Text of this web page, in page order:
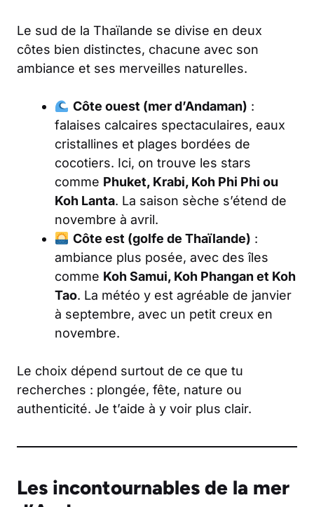
Le sud de la Thaïlande se divise en deux
côtes bien distinctes, chacune avec son
ambiance et ses merveilles naturelles.
Côte ouest (mer d’Andaman) :
falaises calcaires spectaculaires, eaux
cristallines et plages bordées de
cocotiers. Ici, on trouve les stars
comme Phuket, Krabi, Koh Phi Phi ou
Koh Lanta. La saison sèche s’étend de
novembre à avril.
Côte est (golfe de Thaïlande) :
ambiance plus posée, avec des îles
comme Koh Samui, Koh Phangan et Koh
Tao. La météo y est agréable de janvier
à septembre, avec un petit creux en
novembre.
Le choix dépend surtout de ce que tu
recherches : plongée, fête, nature ou
authenticité. Je t’aide à y voir plus clair.
Les incontournables de la mer